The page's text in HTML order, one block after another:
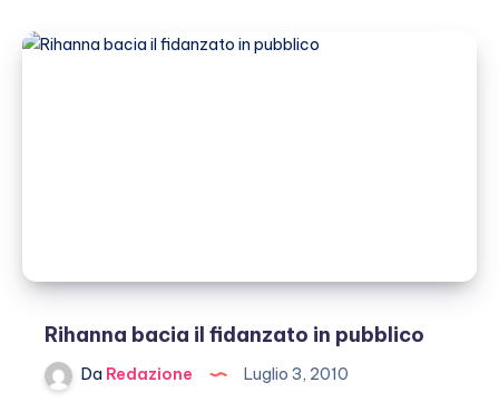
pronta
Rihanna bacia il fidanzato in pubblico
Da Redazione Luglio 3, 2010